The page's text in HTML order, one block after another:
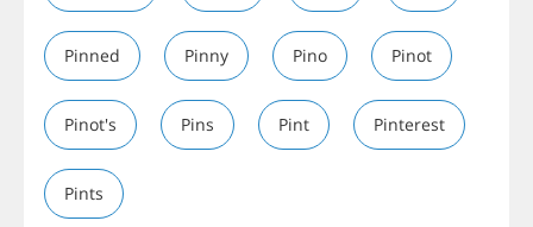
Pinned Pinny Pino Pinot
Pinot's Pins Pint Pinterest
Pints